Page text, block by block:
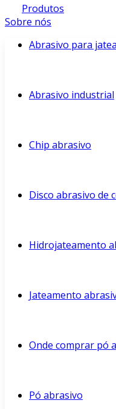
Produtos
Sobre nós
Abrasivo para
Abrasivo industrial
Chip abrasivo
Disco abrasivo de
Hidrojateamento
Jateamento
Onde comprar pó
Pó abrasivo